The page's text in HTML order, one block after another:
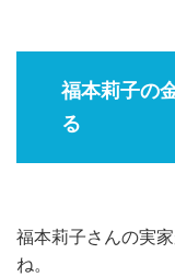
福本莉子の
る
福本莉子さんの実
ね。